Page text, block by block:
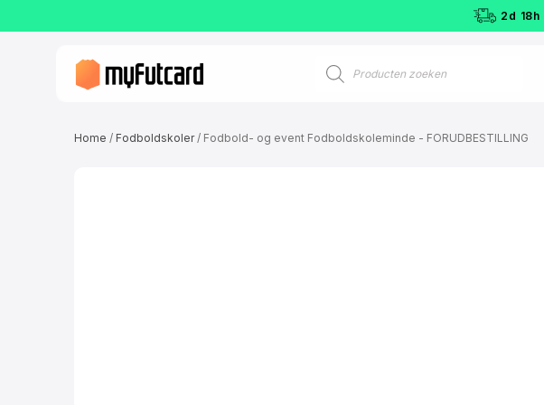
2 d 18h
Producten
zoeken
Home / Fodboldskoler/ Fodbold- og event Fodboldskoleminde - FORUDBESTILLING